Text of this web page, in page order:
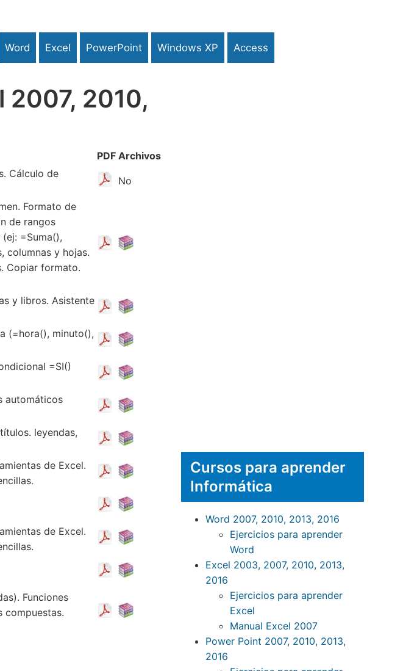
Word Excel PowerPoint Windows XP Access
2007, 2010,
PDF Archivos
Cálculo de
No
Formato de
de rangos
=Suma(),
columnas y hojas.
Copiar formato.
y libros. Asistente
(=hora(), minuto(),
=SI()
automáticos
leyendas,
de Excel.
de Excel.
Funciones
compuestas.
Cursos para aprender
Informática
Word 2007, 2010, 2013, 2016
Ejercicios para aprender
Word
Excel 2003, 2007, 2010, 2013,
2016
Ejercicios para aprender
Excel
Manual Excel 2007
Power Point 2007, 2010, 2013,
2016